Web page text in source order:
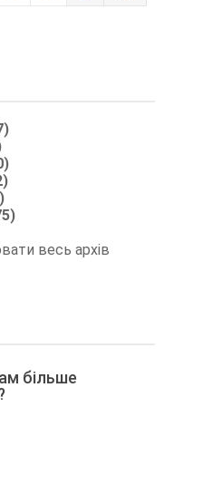
весь архів
більше